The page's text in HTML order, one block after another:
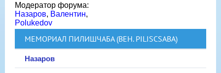
Модератор форума:
Назаров, Валентин,
Polukedov
МЕМОРИАЛ ПИЛИШЧАБА (ВЕН. PILISCSABA)
Назаров